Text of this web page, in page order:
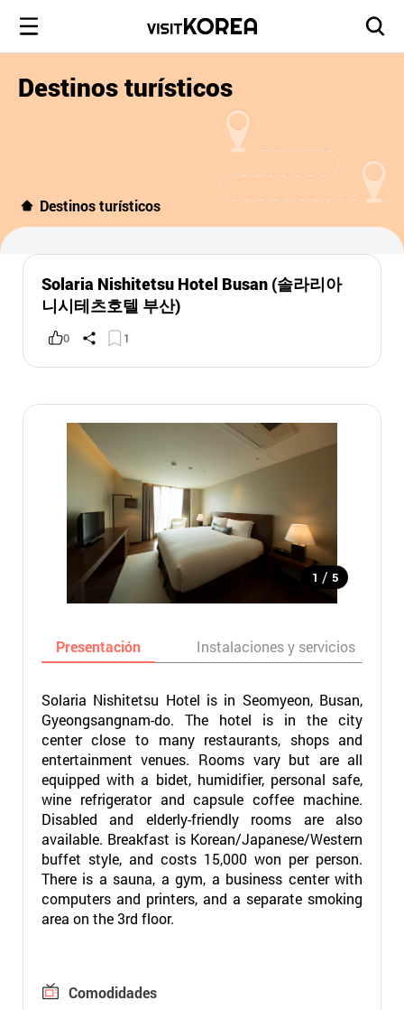
Destinos turísticos
Destinos turísticos
Solaria Nishitetsu Hotel Busan (솔라리아
니시테츠호텔 부산)
0 1
1 / 5
Presentación Instalaciones y servicios
Solaria Nishitetsu Hotel is in Seomyeon, Busan,
Gyeongsangnam-do. The hotel is in the city
center close to many restaurants, shops and
entertainment venues. Rooms vary but are all
equipped with a bidet, humidifier, personal safe,
wine refrigerator and capsule coffee machine.
Disabled and elderly-friendly rooms are also
available. Breakfast is Korean/Japanese/Western
buffet style, and costs 15,000 won per person.
There is a sauna, a gym, a business center with
computers and printers, and a separate smoking
area on the 3rd floor.
Comodidades